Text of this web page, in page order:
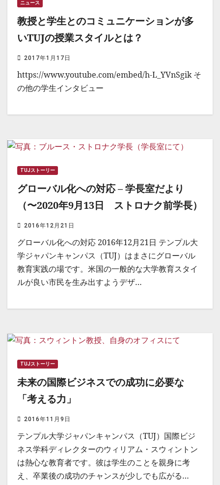
ニュース
教授と学生とのコミュニケーションが多
いTUJの授業スタイルとは？
2017年1月17日
https://www.youtube.com/embed/h-L_YVnSgik そ
の他の学生インタビュー
TUJストーリー
グローバル化への対応 – 学長室だより
（〜2020年9月13日 ストロナク前学長）
2016年12月21日
グローバル化への対応 2016年12月21日 テンプル大
学ジャパンキャンパス（TUJ）はまさにグローバル
教育実践の場です。米国の一般的な大学教育スタイ
ルが良い市民を生み出すようデザ…
TUJストーリー
未来の国際ビジネスでの成功に必要な
「考える力」
2016年11月9日
テンプル大学ジャパンキャンパス（TUJ）国際ビジ
ネス学科ディレクターのウィリアム・スウィントン
は熱心な教育者です。彼は学生のことを親身に考
え、卒業後の成功のチャンスが少しでも広がる…